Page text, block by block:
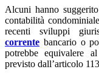
Alcuni hanno
contabilità
recenti sviluppi
corrente bancario o
potrebbe equivalere
previsto dall’articolo